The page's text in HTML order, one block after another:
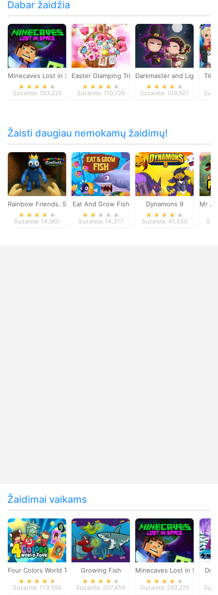
Dabar žaidžia
Minecaves Lost in Space
Suzaista: 293,225
Easter Glamping Trip
Suzaista: 110,726
Darkmaster and
Suzaista: 109,927
Tik
Žaisti daugiau nemokamų žaidimų!
Rainbow Friends. Survival
Suzaista: 14,960
Eat And Grow Fish
Suzaista: 14,317
Dynamons 9
Suzaista: 41,330
Mr
Žaidimai vaikams
Four Colors World Tour
Suzaista: 173,550
Growing Fish
Suzaista: 207,454
Minecaves Lost in Space
Suzaista: 293,225